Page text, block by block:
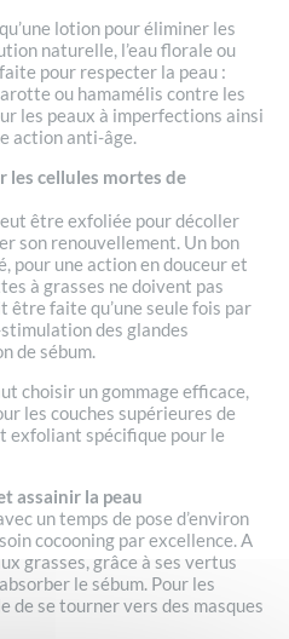
lotion pour éliminer les
naturelle, l’eau florale ou
pour respecter la peau :
ou hamamélis contre les
les peaux à imperfections ainsi
action anti-âge.
les cellules mortes de
être exfoliée pour décoller
son renouvellement. Un bon
pour une action en douceur et
à grasses ne doivent pas
être faite qu’une seule fois par
des glandes
de sébum.
choisir un gommage efficace,
les couches supérieures de
exfoliant spécifique pour le
assainir la peau
un temps de pose d’environ
cocooning par excellence. A
grasses, grâce à ses vertus
le sébum. Pour les
de se tourner vers des masques